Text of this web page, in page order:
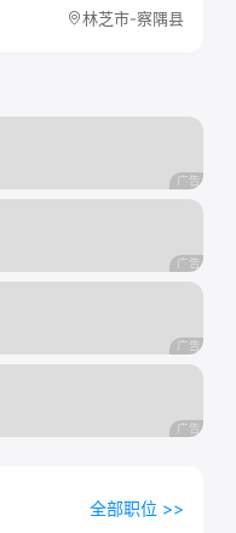
林芝市-察隅县
全部职位 >>